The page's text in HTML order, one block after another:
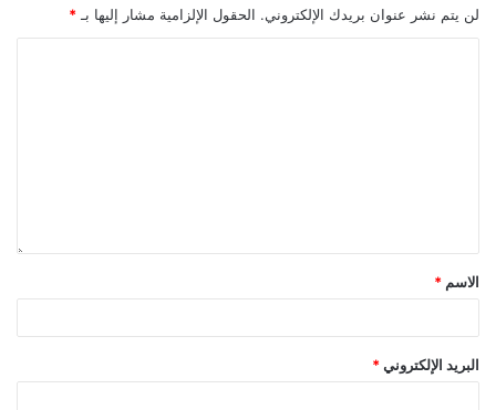
لن يتم نشر عنوان بريدك الإلكتروني. الحقول الإلزامية مشار إليها بـ *
الاسم *
البريد الإلكتروني *